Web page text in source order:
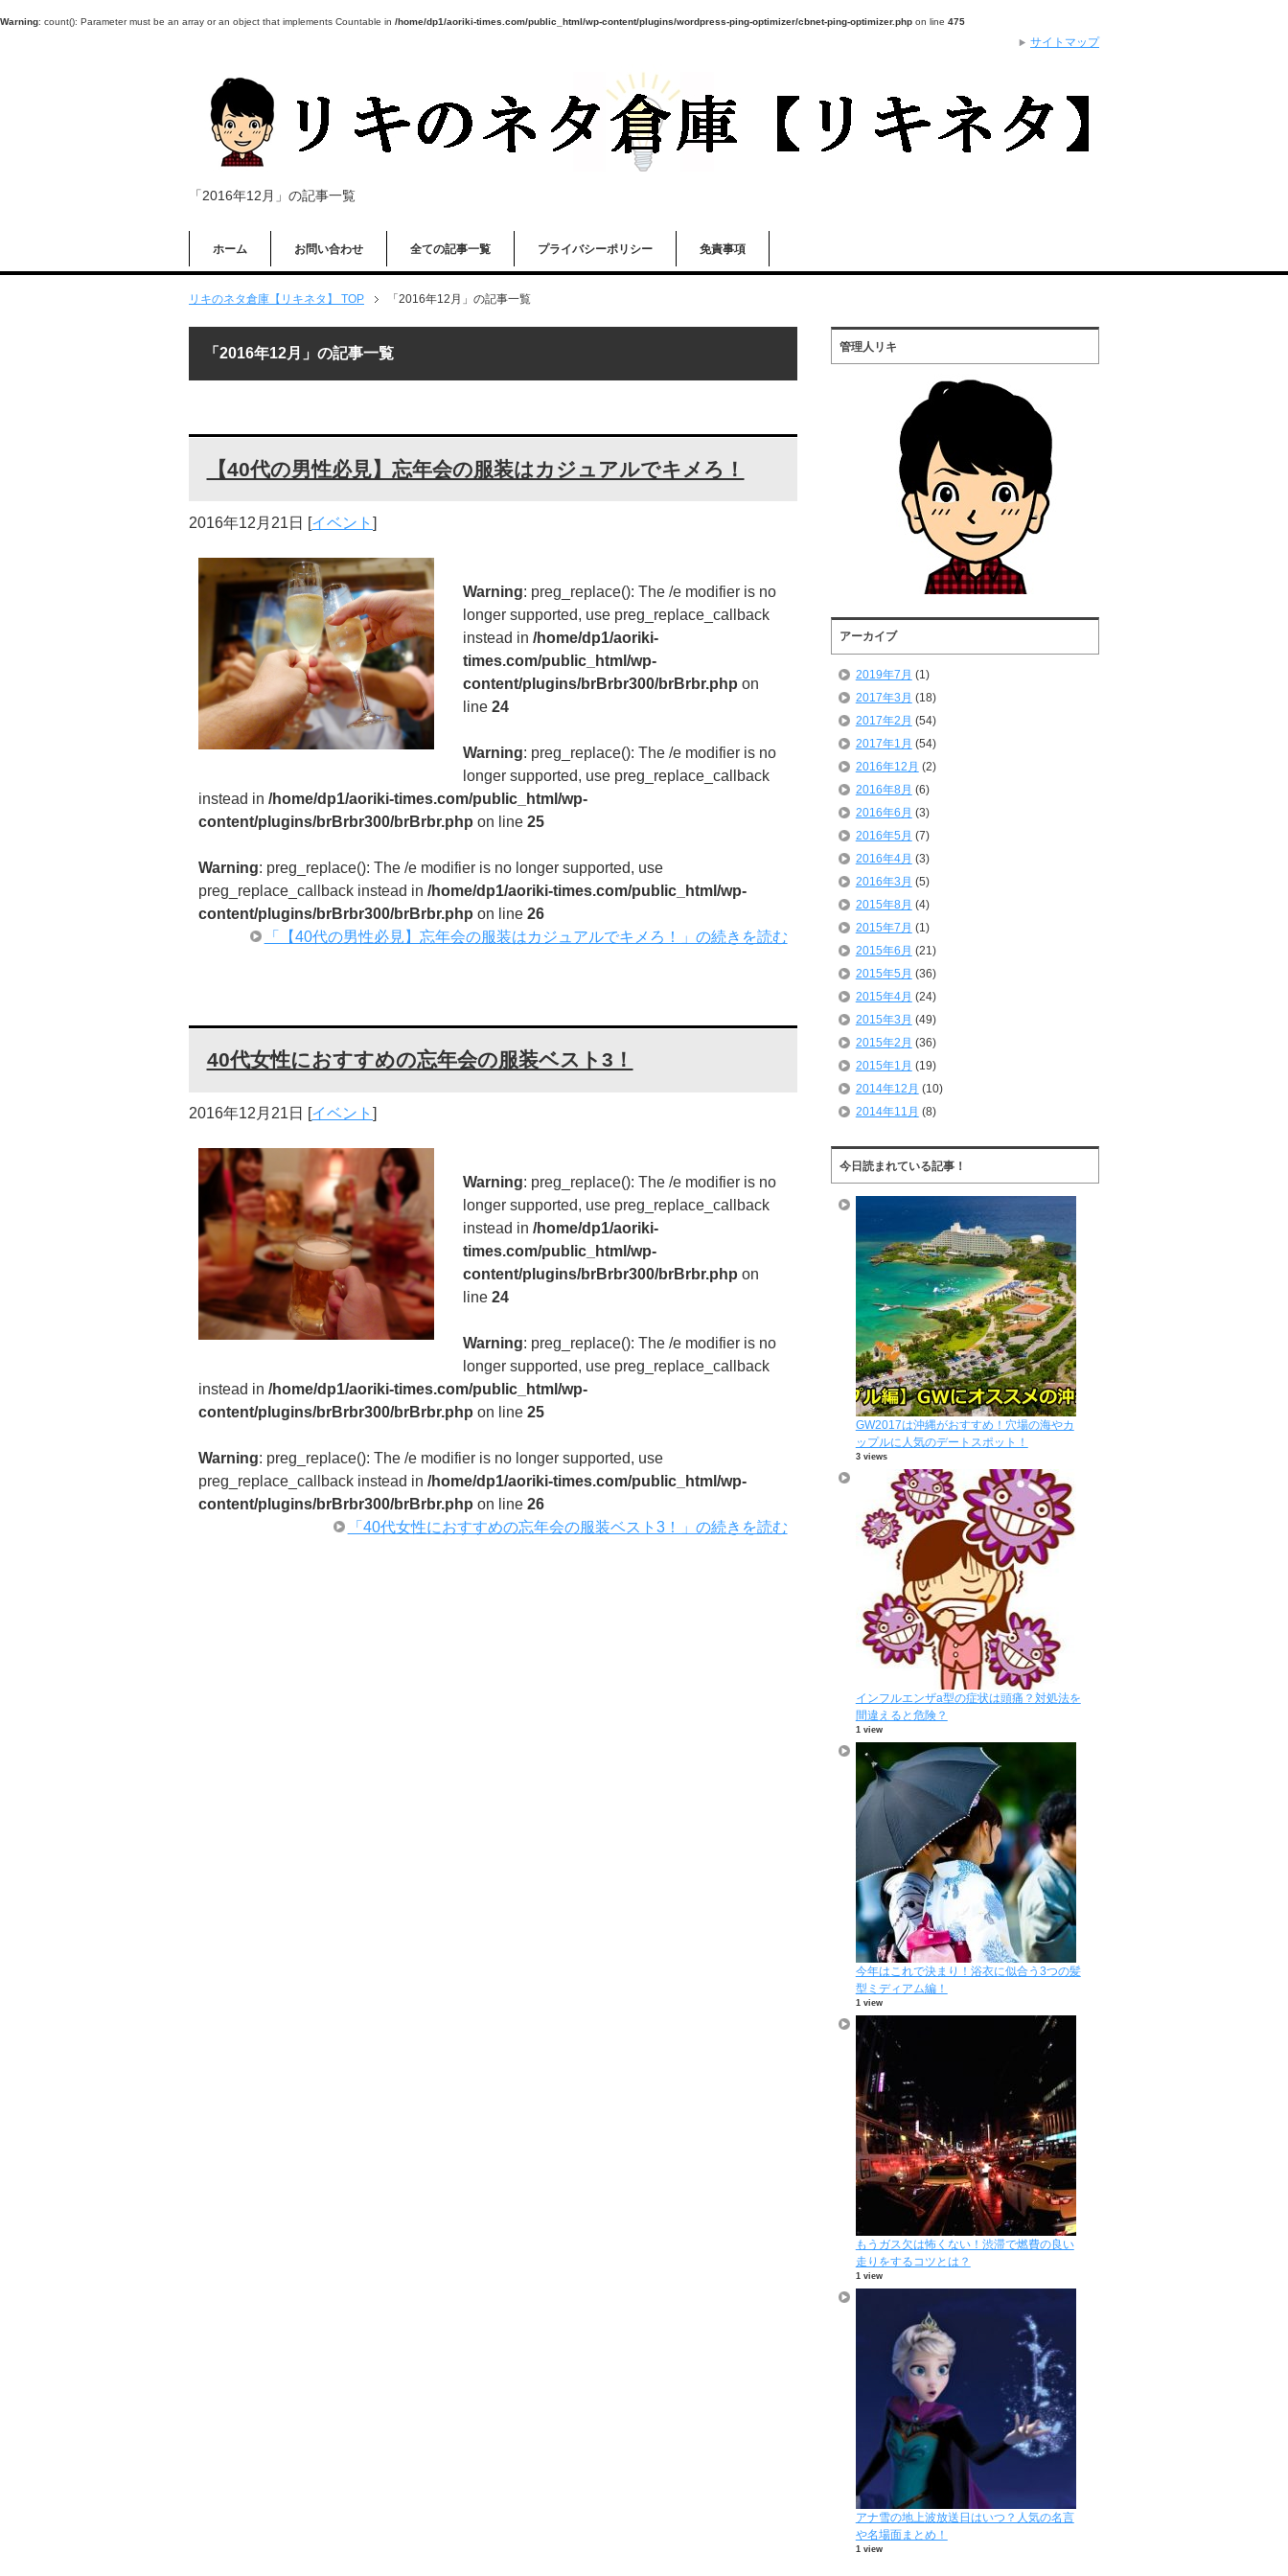
Warning: count(): Parameter must be an array or an object that implements Countable in /home/dp1/aoriki-times.com/public_html/wp-content/plugins/wordpress-ping-optimizer/cbnet-ping-optimizer.php on line 475
「2016年12月」の記事一覧
ホーム お問い合わせ 全ての記事一覧 プライバシーポリシー 免責事項
リキのネタ倉庫【リキネタ】 TOP 「2016年12月」の記事一覧
「2016年12月」の記事一覧
【40代の男性必見】忘年会の服装はカジュアルでキメろ！
2016年12月21日 [イベント ]
Warning: preg_replace(): The /e modifier is no
longer supported, use preg_replace_callback
instead in /home/dp1/aoriki-
times.com/public_html/wp-
content/plugins/brBrbr300/brBrbr.php on
line 24
Warning: preg_replace(): The /e modifier is no
longer supported, use preg_replace_callback
instead in /home/dp1/aoriki-times.com/public_html/wp-
content/plugins/brBrbr300/brBrbr.php on line 25
Warning: preg_replace(): The /e modifier is no longer supported, use
preg_replace_callback instead in /home/dp1/aoriki-times.com/public_html/wp-
content/plugins/brBrbr300/brBrbr.php on line 26
「【40代の男性必見】忘年会の服装はカジュアルでキメろ！」の続きを読む
40代女性におすすめの忘年会の服装ベスト3！
2016年12月21日 [イベント ]
Warning: preg_replace(): The /e modifier is no
longer supported, use preg_replace_callback
instead in /home/dp1/aoriki-
times.com/public_html/wp-
content/plugins/brBrbr300/brBrbr.php on
line 24
Warning: preg_replace(): The /e modifier is no
longer supported, use preg_replace_callback
instead in /home/dp1/aoriki-times.com/public_html/wp-
content/plugins/brBrbr300/brBrbr.php on line 25
Warning: preg_replace(): The /e modifier is no longer supported, use
preg_replace_callback instead in /home/dp1/aoriki-times.com/public_html/wp-
content/plugins/brBrbr300/brBrbr.php on line 26
「40代女性におすすめの忘年会の服装ベスト3！」の続きを読む
管理人リキ
アーカイブ
2019年7月 (1)
2017年3月 (18)
2017年2月 (54)
2017年1月 (54)
2016年12月 (2)
2016年8月 (6)
2016年6月 (3)
2016年5月 (7)
2016年4月 (3)
2016年3月 (5)
2015年8月 (4)
2015年7月 (1)
2015年6月 (21)
2015年5月 (36)
2015年4月 (24)
2015年3月 (49)
2015年2月 (36)
2015年1月 (19)
2014年12月 (10)
2014年11月 (8)
今日読まれている記事！
GW2017は沖縄がおすすめ！穴場の海やカ
ップルに人気のデートスポット！
3 views
インフルエンザa型の症状は頭痛？対処法を
間違えると危険？
1 view
今年はこれで決まり！浴衣に似合う3つの髪
型ミディアム編！
1 view
もうガス欠は怖くない！渋滞で燃費の良い
走りをするコツとは？
1 view
アナ雪の地上波放送日はいつ？人気の名言
や名場面まとめ！
1 view
サイトマップ